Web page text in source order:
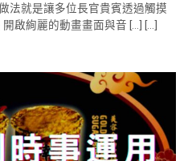
法就是讓多位長官貴賓透過觸摸
啟絢麗的動畫畫面與音 [...] [...]